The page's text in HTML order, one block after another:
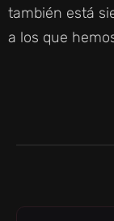
también está
a los que